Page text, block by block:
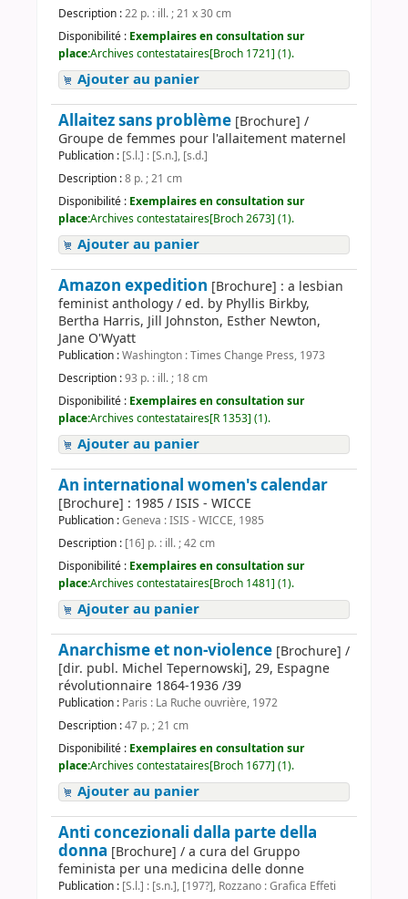
Description :22 p. : ill. ; 21 x 30 cm
Disponibilité : Exemplaires en consultation sur
place:Archives contestataires[Broch 1721] (1).
Ajouter au panier
Allaitez sans problème [Brochure] /
Groupe de femmes pour l'allaitement maternel
Publication : [S.l.] : [S.n.], [s.d.]
Description :8 p. ; 21 cm
Disponibilité : Exemplaires en consultation sur
place:Archives contestataires[Broch 2673] (1).
Ajouter au panier
Amazon expedition [Brochure] : a lesbian
feminist anthology / ed. by Phyllis Birkby,
Bertha Harris, Jill Johnston, Esther Newton,
Jane O'Wyatt
Publication :Washington : Times Change Press, 1973
Description :93 p. : ill. ; 18 cm
Disponibilité : Exemplaires en consultation sur
place:Archives contestataires[R 1353] (1).
Ajouter au panier
An international women's calendar
[Brochure] : 1985 / ISIS - WICCE
Publication :Geneva : ISIS - WICCE, 1985
Description : [16] p. : ill. ; 42 cm
Disponibilité : Exemplaires en consultation sur
place:Archives contestataires[Broch 1481] (1).
Ajouter au panier
Anarchisme et non-violence [Brochure] /
[dir. publ. Michel Tepernowski], 29, Espagne
révolutionnaire 1864-1936 /39
Publication : Paris : La Ruche ouvrière, 1972
Description :47 p. ; 21 cm
Disponibilité : Exemplaires en consultation sur
place:Archives contestataires[Broch 1677] (1).
Ajouter au panier
Anti concezionali dalla parte della
donna [Brochure] / a cura del Gruppo
feminista per una medicina delle donne
Publication : [S.l.] : [s.n.], [197?], Rozzano : Grafica Effeti